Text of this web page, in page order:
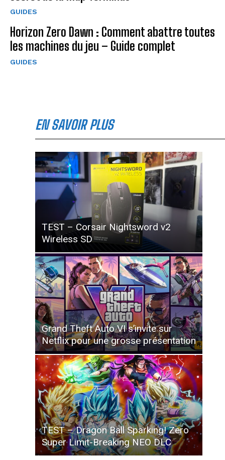
GUIDES
Horizon Zero Dawn : Comment abattre toutes
les machines du jeu – Guide complet
GUIDES
EN SAVOIR PLUS
TEST – Corsair Nightsword v2
Wireless SD
Grand Theft Auto VI s’invite sur
Netflix pour une grosse présentation
TEST – Dragon Ball Sparking! Zero
Super Limit-Breaking NEO DLC